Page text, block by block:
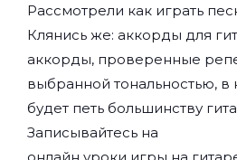
Рассмотрели как играть
Клянись же: аккорды для
аккорды, проверенные
выбранной тональностью, в
будет петь большинству
Записывайтесь на